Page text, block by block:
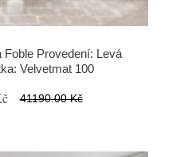
Foble Provedení: Levá
Velvetmat 100
41190.00 Kč